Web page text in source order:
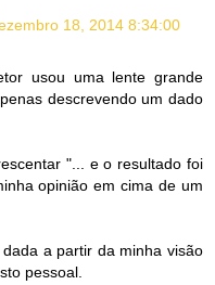
18, 2014 8:34:00
usou uma lente grande
descrevendo um dado
"... e o resultado foi
opinião em cima de um
a partir da minha visão
pessoal.